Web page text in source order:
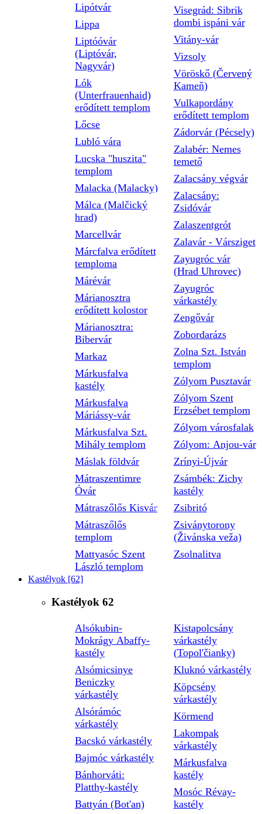
Lipótvár
Lippa
Liptóóvár
(Liptóvár,
Nagyvár)
Lók
(Unterfrauenhaid)
erődített templom
Lőcse
Lubló vára
Lucska "huszita"
templom
Malacka (Malacky)
Málca (Malčický
hrad)
Marcellvár
Márcfalva erődített
temploma
Márévár
Márianosztra
erődített kolostor
Márianosztra:
Bibervár
Markaz
Márkusfalva
kastély
Márkusfalva
Máriássy-vár
Márkusfalva Szt.
Mihály templom
Máslak földvár
Mátraszentimre
Óvár
Mátraszőlős Kisvár
Mátraszőlős
templom
Mattyasóc Szent
László templom
Visegrád: Sibrik
dombi ispáni vár
Vitány-vár
Vizsoly
Vöröskő (Červený
Kameň)
Vulkapordány
erődített templom
Zádorvár (Pécsely)
Zalabér: Nemes
temető
Zalacsány végvár
Zalacsány:
Zsidóvár
Zalaszentgrót
Zalavár - Vársziget
Zayugróc vár
(Hrad Uhrovec)
Zayugróc
várkastély
Zengővár
Zobordarázs
Zolna Szt. István
templom
Zólyom Pusztavár
Zólyom Szent
Erzsébet templom
Zólyom városfalak
Zólyom: Anjou-vár
Zrínyi-Újvár
Zsámbék: Zichy
kastély
Zsibritó
Zsiványtorony
(Živánska veža)
Zsolnalitva
Kastélyok [62]
Kastélyok 62
Alsókubin-
Mokrágy Abaffy-
kastély
Alsómicsinye
Beniczky
várkastély
Alsórámóc
várkastély
Bacskó várkastély
Bajmóc várkastély
Bánhorváti:
Platthy-kastély
Battyán (Bot'an)
Kistapolcsány
várkastély
(Topol'čianky)
Kluknó várkastély
Köpcsény
várkastély
Körmend
Lakompak
várkastély
Márkusfalva
kastély
Mosóc Révay-
kastély